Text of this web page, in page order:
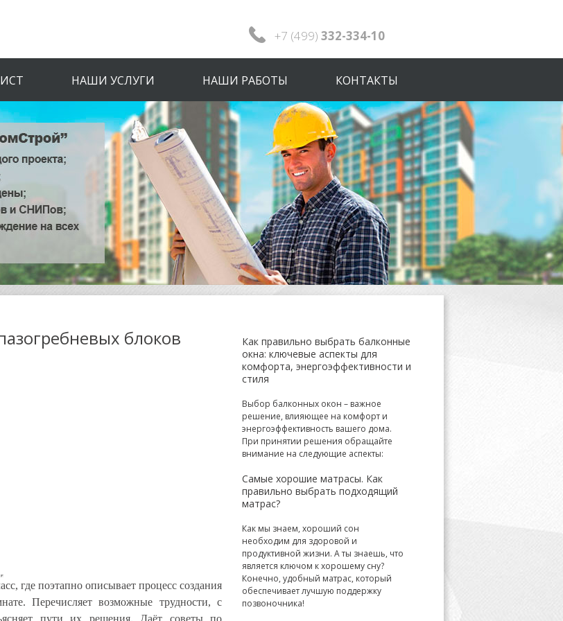
+7 (499) 332-334-10
НАШИ УСЛУГИ НАШИ РАБОТЫ КОНТАКТЫ
блоков
где поэтапно описывает процесс создания
Перечисляет возможные трудности, с
пути их решения. Даёт советы по
Как правильно выбрать балконные
окна: ключевые аспекты для
комфорта, энергоэффективности и
стиля
Выбор балконных окон – важное
решение, влияющее на комфорт и
энергоэффективность вашего дома.
При принятии решения обращайте
внимание на следующие аспекты:
Самые хорошие матрасы. Как
правильно выбрать подходящий
матрас?
Как мы знаем, хороший сон
необходим для здоровой и
продуктивной жизни. А ты знаешь, что
является ключом к хорошему сну?
Конечно, удобный матрас, который
обеспечивает лучшую поддержку
позвоночника!